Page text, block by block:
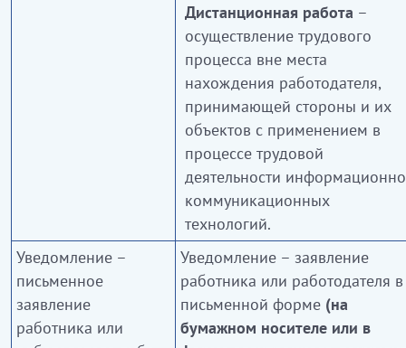
Дистанционная работа –
осуществление трудового
процесса вне места
нахождения работодателя,
принимающей стороны и их
объектов с применением в
процессе трудовой
деятельности
коммуникационных
технологий.
Уведомление –
письменное
заявление
работника или
Уведомление – заявление
работника или работодателя в
письменной форме (на
бумажном носителе или в